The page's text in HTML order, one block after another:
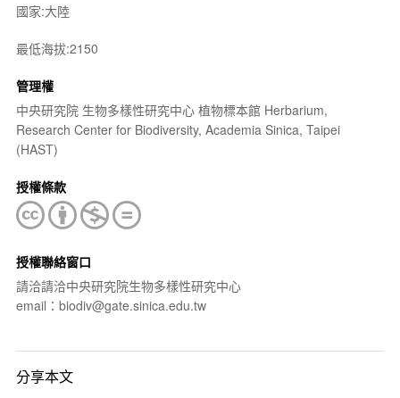
國家:大陸
最低海拔:2150
管理權
中央研究院 生物多樣性研究中心 植物標本館 Herbarium,
Research Center for Biodiversity, Academia Sinica, Taipei
(HAST)
授權條款
授權聯絡窗口
請洽請洽中央研究院生物多樣性研究中心
email：biodiv@gate.sinica.edu.tw
分享本文